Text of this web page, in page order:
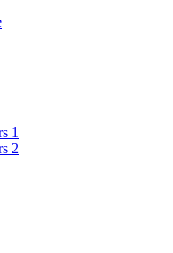
1
2